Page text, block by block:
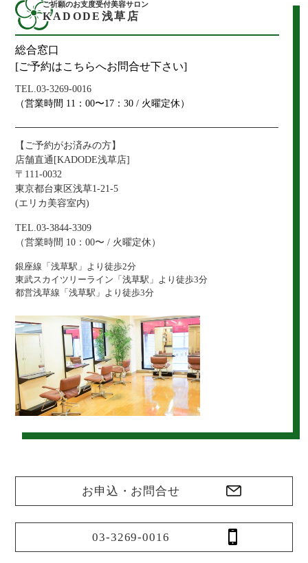
ご祈願のお支度受付美容サロン
KADODE浅草店
総合窓口
[ご予約はこちらへお問合せ下さい]
TEL.03-3269-0016
（営業時間 11：00〜17：30 / 火曜定休）
【ご予約がお済みの方】
店舗直通[KADODE浅草店]
〒111-0032
東京都台東区浅草1-21-5
(エリカ美容室内)
TEL.03-3844-3309
（営業時間 10：00〜 / 火曜定休）
銀座線「浅草駅」より徒歩2分
東武スカイツリーライン「浅草駅」より徒歩3分
都営浅草線「浅草駅」より徒歩3分
お申込・お問合せ
03-3269-0016